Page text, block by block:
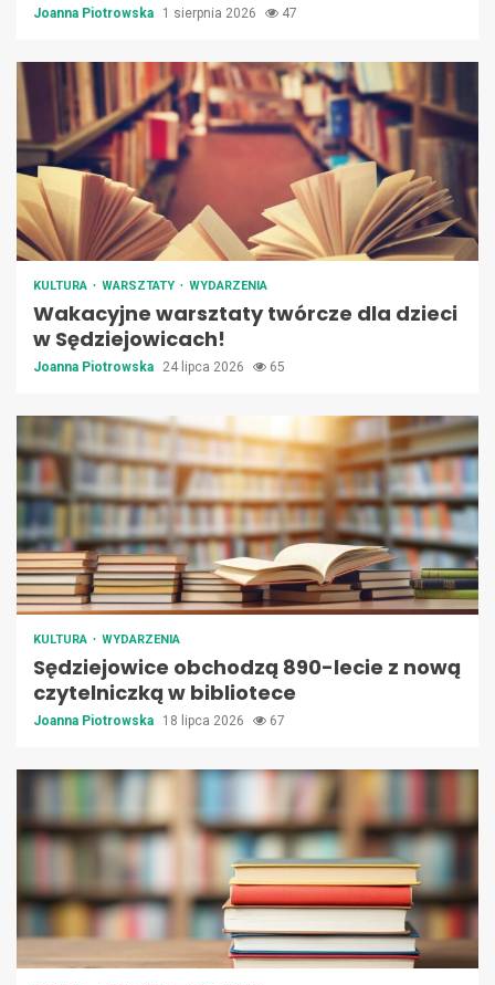
Joanna Piotrowska 1 sierpnia 2026 47
KULTURA WARSZTATY WYDARZENIA
Wakacyjne warsztaty twórcze dla dzieci
w Sędziejowicach!
Joanna Piotrowska 24 lipca 2026 65
KULTURA WYDARZENIA
Sędziejowice obchodzą 890-lecie z nową
czytelniczką w bibliotece
Joanna Piotrowska 18 lipca 2026 67